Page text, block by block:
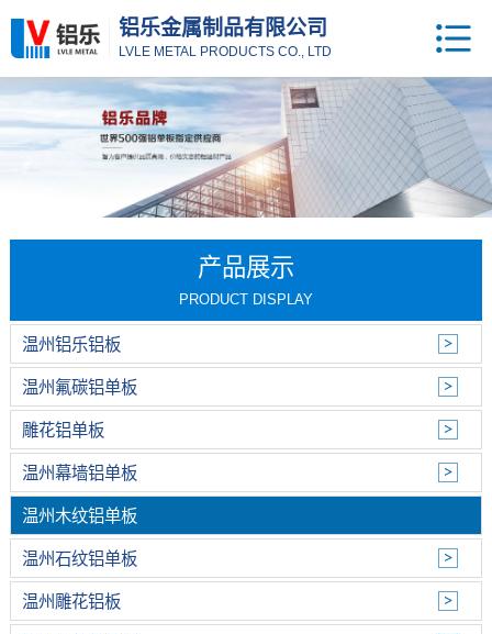
铝乐金属制品有限公司
LVLE METAL PRODUCTS CO., LTD
产品展示
PRODUCT DISPLAY
温州铝乐铝板
温州氟碳铝单板
雕花铝单板
温州幕墙铝单板
温州木纹铝单板
温州石纹铝单板
温州雕花铝板